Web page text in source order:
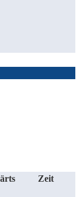
Zeit